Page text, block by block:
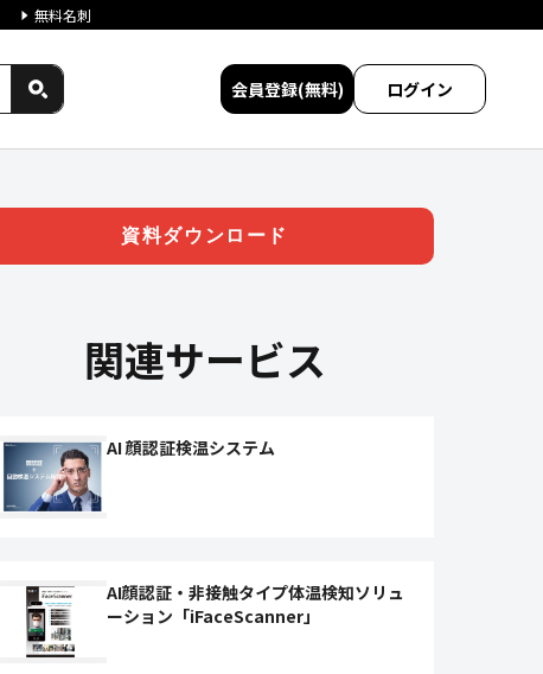
無料名刺
会員登録(無料) ログイン
資料ダウンロード
関連サービス
AI 顔認証検温システム
AI顔認証・非接触タイプ体温検知ソリュ
ーション「iFaceScanner」